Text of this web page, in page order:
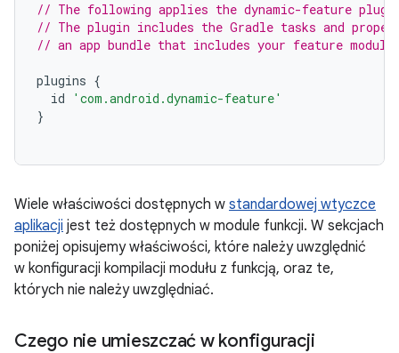
// The following applies the dynamic-feature
// The plugin includes the Gradle tasks and
// an app bundle that includes your feature
plugins {
id
'com.android.dynamic-feature'
}
Wiele właściwości dostępnych w standardowej wtyczce
aplikacji jest też dostępnych w module funkcji. W sekcjach
poniżej opisujemy właściwości, które należy uwzględnić
w konfiguracji kompilacji modułu z funkcją, oraz te,
których nie należy uwzględniać.
Czego nie umieszczać w konfiguracji